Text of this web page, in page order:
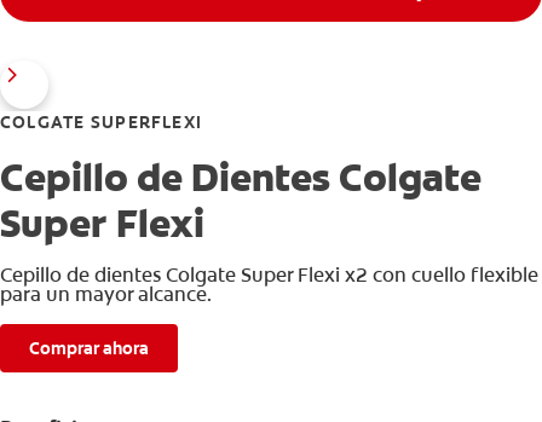
COLGATE SUPERFLEXI
Cepillo de Dientes Colgate
Super Flexi
Cepillo de dientes Colgate Super Flexi x2 con cuello flexible
para un mayor alcance.
Comprar ahora